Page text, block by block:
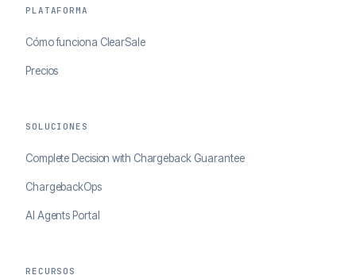
PLATAFORMA
Cómo funciona ClearSale
Precios
SOLUCIONES
Complete Decision with Chargeback Guarantee
ChargebackOps
AI Agents Portal
RECURSOS